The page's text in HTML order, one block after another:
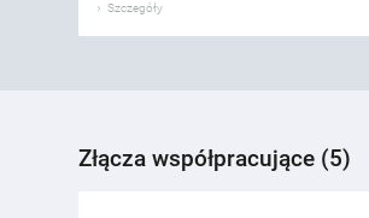
Szczegóły
Złącza współpracujące (5)